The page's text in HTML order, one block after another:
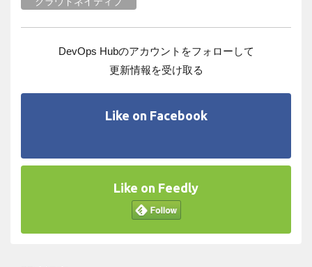
DevOps Hubのアカウントをフォローして
更新情報を受け取る
Like on Facebook
Like on Feedly